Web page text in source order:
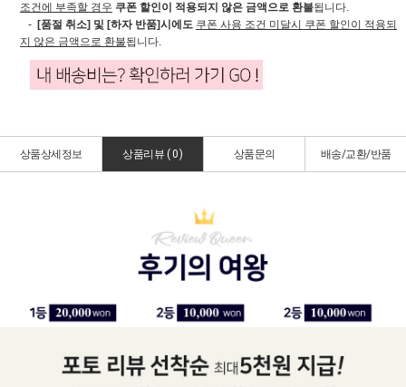
조건에 부족할 경우 쿠폰 할인이 적용되지 않은 금액으로 환불됩니다.
- [품절 취소] 및 [하자 반품]시에도 쿠폰 사용 조건 미달시 쿠폰 할인이 적용되
지 않은 금액으로 환불됩니다.
상품상세정보 상품리뷰 ( 0) 상품문의 배송/교환/반품